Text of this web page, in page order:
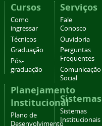
Cursos
Como
ingressar
Técnicos
Graduação
Pós-
graduação
Planejamento
Institucional
Plano de
Desenvolvimento
Serviços
Fale
Conosco
Ouvidoria
Perguntas
Frequentes
Comunicação
Social
Sistemas
Sistemas
Institucionais